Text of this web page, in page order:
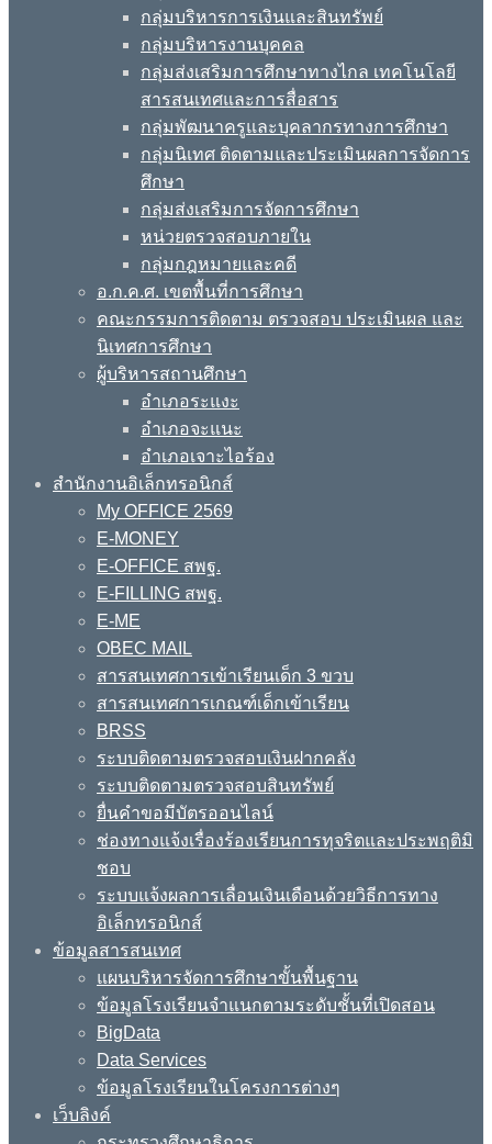
กลุ่มบริหารการเงินและสินทรัพย์
กลุ่มบริหารงานบุคคล
กลุ่มส่งเสริมการศึกษาทางไกล เทคโนโลยี
สารสนเทศและการสื่อสาร
กลุ่มพัฒนาครูและบุคลากรทางการศึกษา
กลุ่มนิเทศ ติดตามและประเมินผลการจัดการ
ศึกษา
กลุ่มส่งเสริมการจัดการศึกษา
หน่วยตรวจสอบภายใน
กลุ่มกฎหมายและคดี
อ.ก.ค.ศ. เขตพื้นที่การศึกษา
คณะกรรมการติดตาม ตรวจสอบ ประเมินผล และ
นิเทศการศึกษา
ผู้บริหารสถานศึกษา
อำเภอระแงะ
อำเภอจะแนะ
อำเภอเจาะไอร้อง
สำนักงานอิเล็กทรอนิกส์
My OFFICE 2569
E-MONEY
E-OFFICE สพฐ.
E-FILLING สพฐ.
E-ME
OBEC MAIL
สารสนเทศการเข้าเรียนเด็ก 3 ขวบ
สารสนเทศการเกณฑ์เด็กเข้าเรียน
BRSS
ระบบติดตามตรวจสอบเงินฝากคลัง
ระบบติดตามตรวจสอบสินทรัพย์
ยื่นคำขอมีบัตรออนไลน์
ช่องทางแจ้งเรื่องร้องเรียนการทุจริตและประพฤติมิ
ชอบ
ระบบแจ้งผลการเลื่อนเงินเดือนด้วยวิธีการทาง
อิเล็กทรอนิกส์
ข้อมูลสารสนเทศ
แผนบริหารจัดการศึกษาขั้นพื้นฐาน
ข้อมูลโรงเรียนจำแนกตามระดับชั้นที่เปิดสอน
BigData
Data Services
ข้อมูลโรงเรียนในโครงการต่างๆ
เว็บลิงค์